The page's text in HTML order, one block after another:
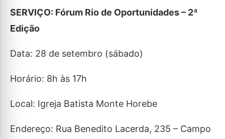
SERVIÇO: Fórum Rio de Oportunidades – 2ª
Edição
Data: 28 de setembro (sábado)
Horário: 8h às 17h
Local: Igreja Batista Monte Horebe
Endereço: Rua Benedito Lacerda, 235 – Campo